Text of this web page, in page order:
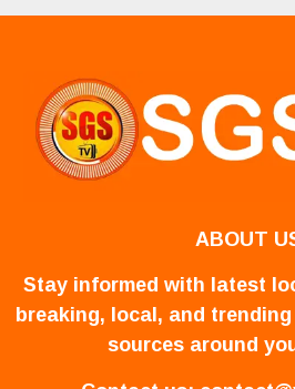
ABOUT
Stay informed with latest
breaking, local, and
sources around